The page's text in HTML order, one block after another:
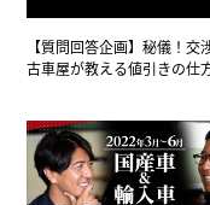
【質問回答企画】秘儀！交
古車屋が教える値引きの仕